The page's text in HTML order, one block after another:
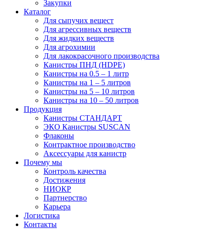
Закупки
Каталог
Для сыпучих вещест
Для агрессивных веществ
Для жидких веществ
Для агрохимии
Для лакокрасочного производства
Канистры ПНД (HDPE)
Канистры на 0.5 – 1 литр
Канистры на 1 – 5 литров
Канистры на 5 – 10 литров
Канистры на 10 – 50 литров
Продукция
Канистры СТАНДАРТ
ЭКО Канистры SUSCAN
Флаконы
Контрактное производство
Аксессуары для канистр
Почему мы
Контроль качества
Достижения
НИОКР
Партнерство
Карьера
Логистика
Контакты